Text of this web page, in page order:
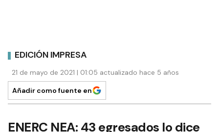
EDICIÓN IMPRESA
21 de mayo de 2021 | 01:05 actualizado hace 5 años
Añadir como fuente en
ENERC NEA: 43 egresados lo dice